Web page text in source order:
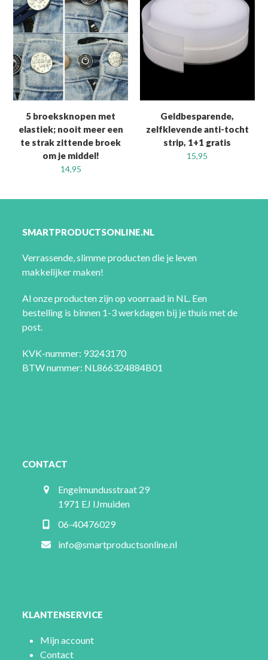
5 broeksknopen met
elastiek; nooit meer een
te strak zittende broek
om je middel!
14,95
Geldbesparende,
zelfklevende anti-tocht
strip, 1+1 gratis
15,95
SMARTPRODUCTSONLINE.NL
Verrassende, slimme producten die je leven
makkelijker maken!
Al onze producten zijn op voorraad in NL. Een
bestelling is binnen 1-3 werkdagen bij je thuis met de
post.
KVK-nummer: 93243170
BTW nummer: NL866324884B01
CONTACT
Engelmundusstraat 29
1971 EJ IJmuiden
06-40476029
info@smartproductsonline.nl
KLANTENSERVICE
Mijn account
Contact